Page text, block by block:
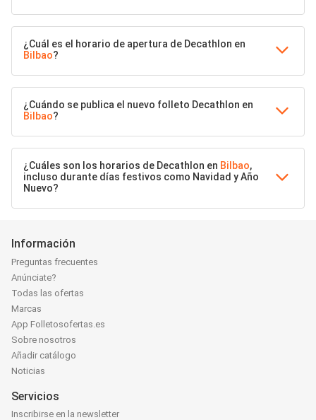
¿Cuál es el horario de apertura de Decathlon en
Bilbao?
¿Cuándo se publica el nuevo folleto Decathlon en
Bilbao?
¿Cuáles son los horarios de Decathlon en Bilbao,
incluso durante días festivos como Navidad y Año
Nuevo?
Información
Preguntas frecuentes
Anúnciate?
Todas las ofertas
Marcas
App Folletosofertas.es
Sobre nosotros
Añadir catálogo
Noticias
Servicios
Inscribirse en la newsletter